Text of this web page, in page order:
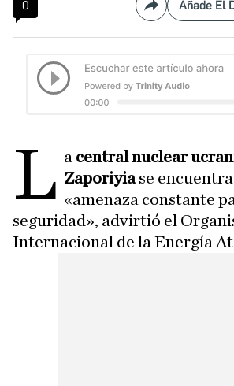
0 Compartir
Añade El
L a central nuclear
Zaporiyiase
«amenaza constante
seguridad», advirtió el
Internacional de la Energía